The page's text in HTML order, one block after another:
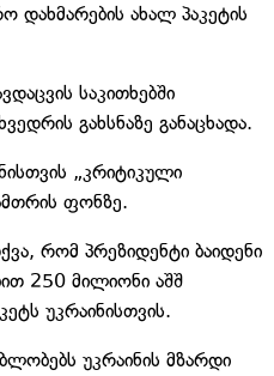
ახალ პაკეტის
საკითხებში
გახსნაზე განაცხადა.
„კრიტიკული
ფონზე.
რომ პრეზიდენტი ბაიდენი
250 მილიონი აშშ
უკრაინისთვის.
უკრაინის მზარდი